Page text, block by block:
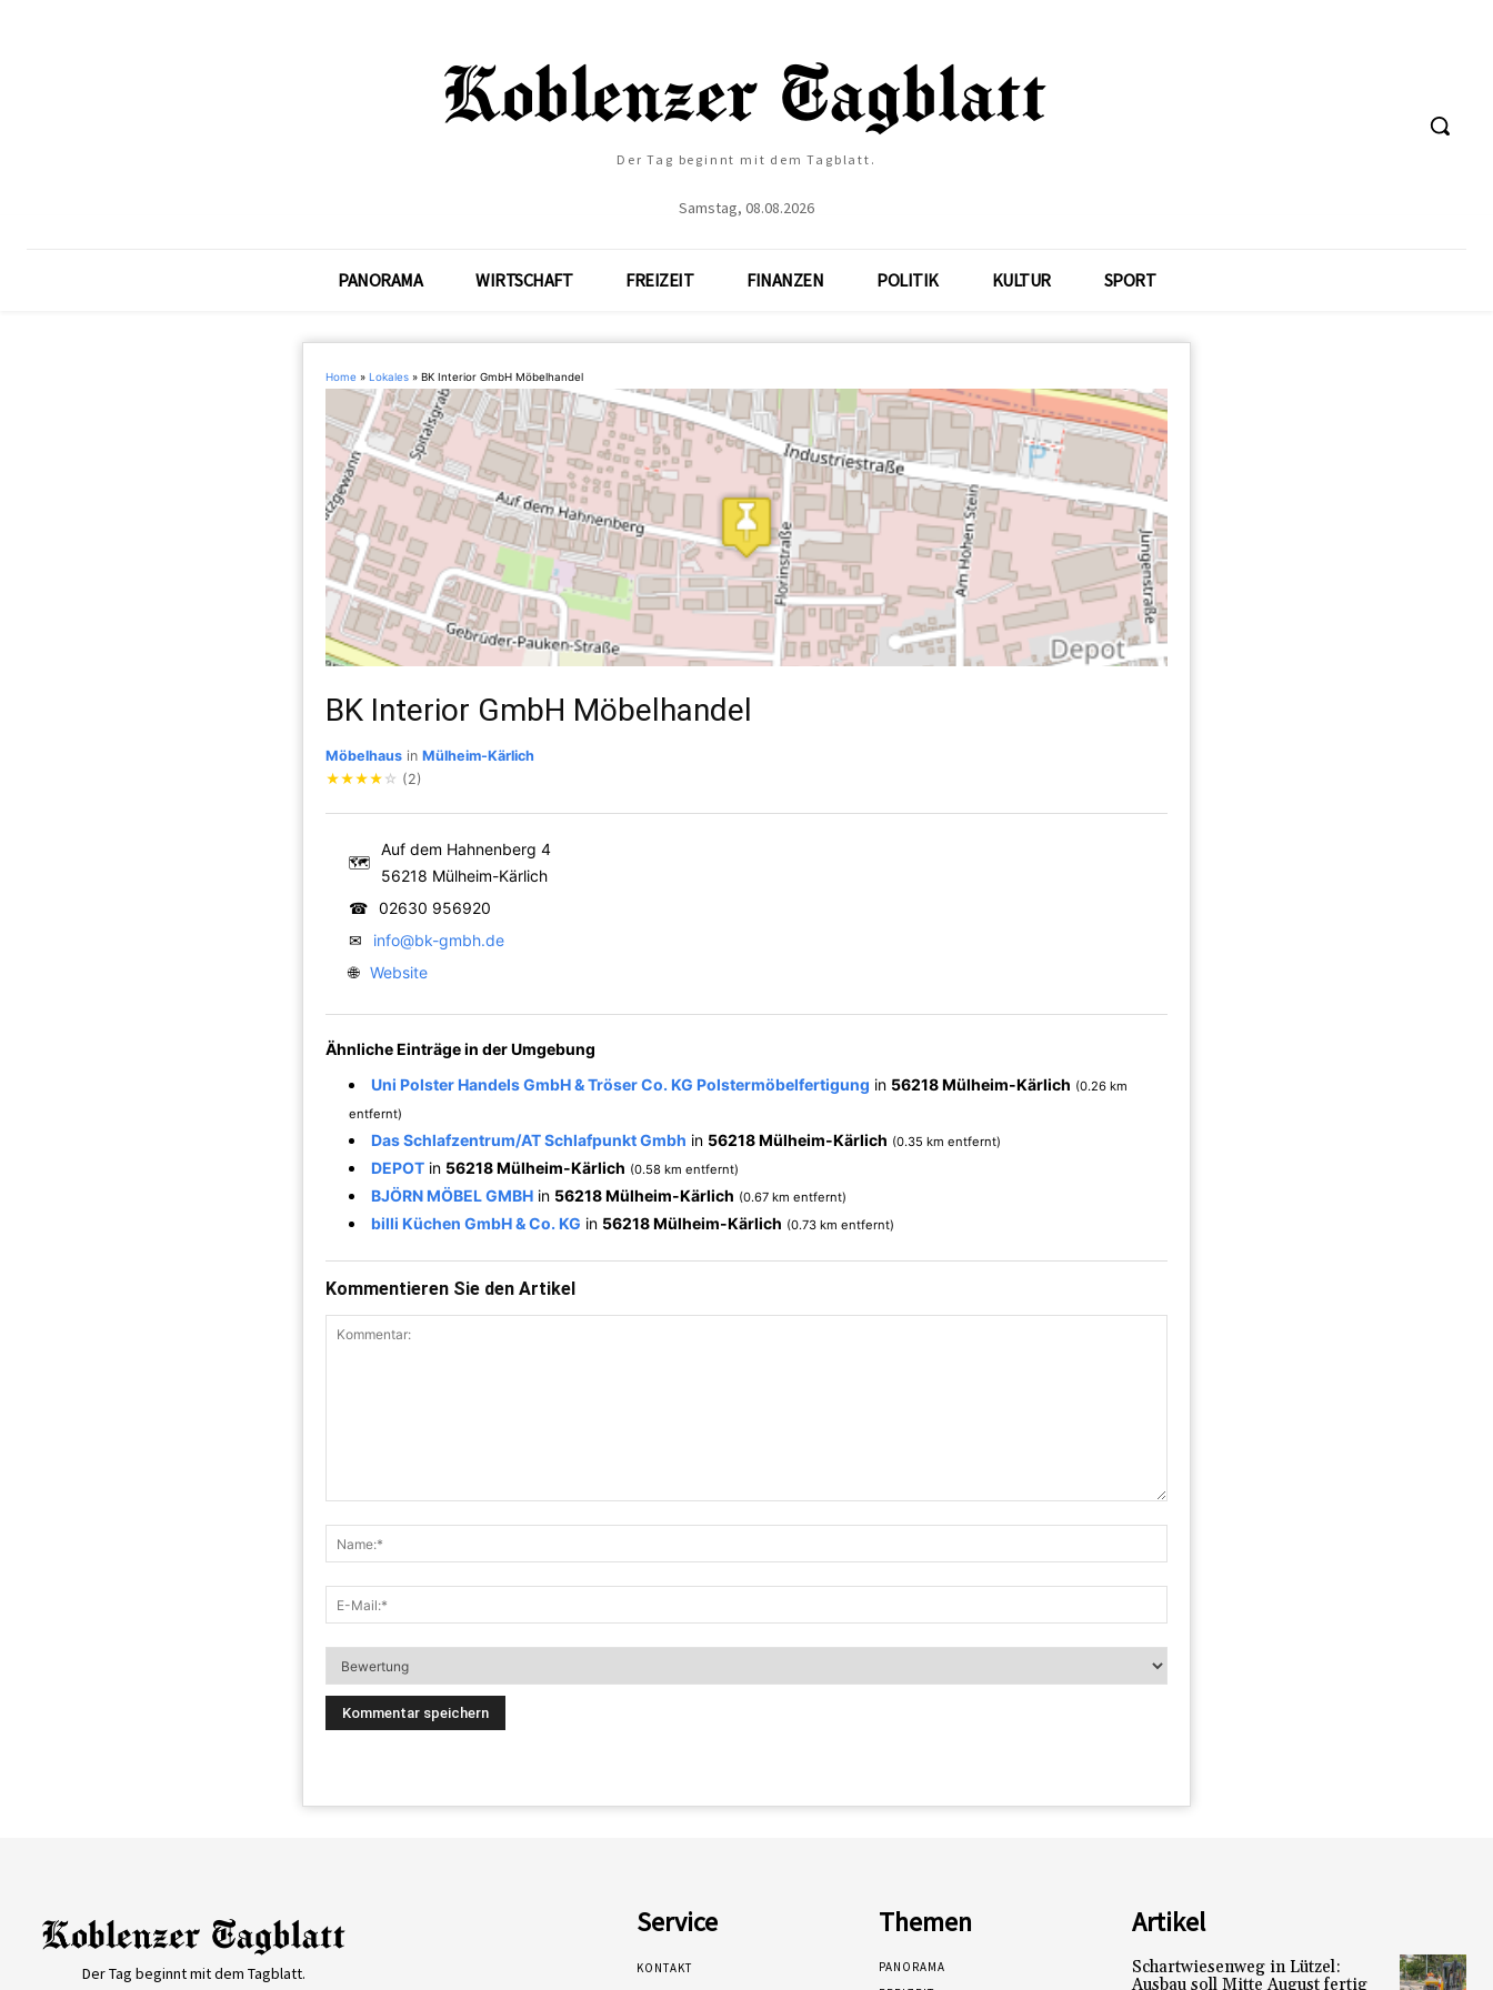
Der Tag beginnt mit dem Tagblatt.
Samstag, 08.08.2026
PANORAMA WIRTSCHAFT FREIZEIT FINANZEN POLITIK KULTUR SPORT
Home » Lokales » BK Interior GmbH Möbelhandel
BK Interior GmbH Möbelhandel
Möbelhaus in Mülheim-Kärlich
★★★★ ☆ (2)
🗺
Auf dem Hahnenberg 4
56218 Mülheim-Kärlich
☎ 02630 956920
✉
info@bk-gmbh.de
🌐 Website
Ähnliche Einträge in der Umgebung
Uni Polster Handels GmbH & Tröser Co. KG Polstermöbelfertigung in 56218 Mülheim-Kärlich (0.26 km
entfernt)
Das Schlafzentrum/AT Schlafpunkt Gmbh in 56218 Mülheim-Kärlich (0.35 km entfernt)
DEPOT in 56218 Mülheim-Kärlich (0.58 km entfernt)
BJÖRN MÖBEL GMBH in 56218 Mülheim-Kärlich (0.67 km entfernt)
billi Küchen GmbH & Co. KG in 56218 Mülheim-Kärlich (0.73 km entfernt)
Kommentieren Sie den Artikel
Der Tag beginnt mit dem Tagblatt.
Service
KONTAKT
Themen
PANORAMA
Artikel
Schartwiesenweg in Lützel:
Ausbau soll Mitte August fertig